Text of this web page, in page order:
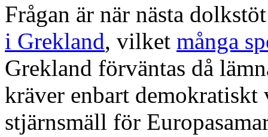
Frågan är när nästa
i Grekland, vilket många
Grekland förväntas då
kräver enbart demokratiskt
stjärnsmäll för